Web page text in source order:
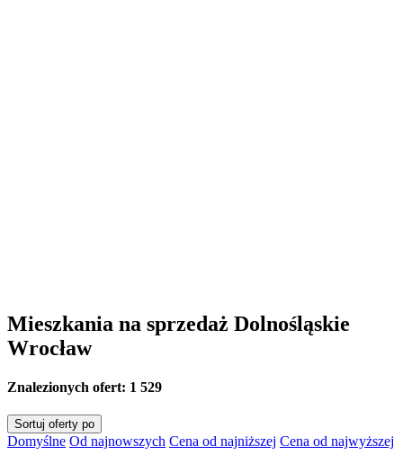
Mieszkania na sprzedaż Dolnośląskie
Wrocław
Znalezionych ofert: 1 529
Sortuj oferty po
Domyślne Od najnowszych Cena od najniższej Cena od najwyższej